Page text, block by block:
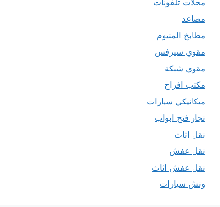
محلات تلفونات
مصاعد
مطابخ المنيوم
مقوي سيرفس
مقوي شبكة
مكتب افراح
ميكانيكي سيارات
نجار فتح ابواب
نقل اثاث
نقل عفش
نقل عفش اثاث
ونش سيارات